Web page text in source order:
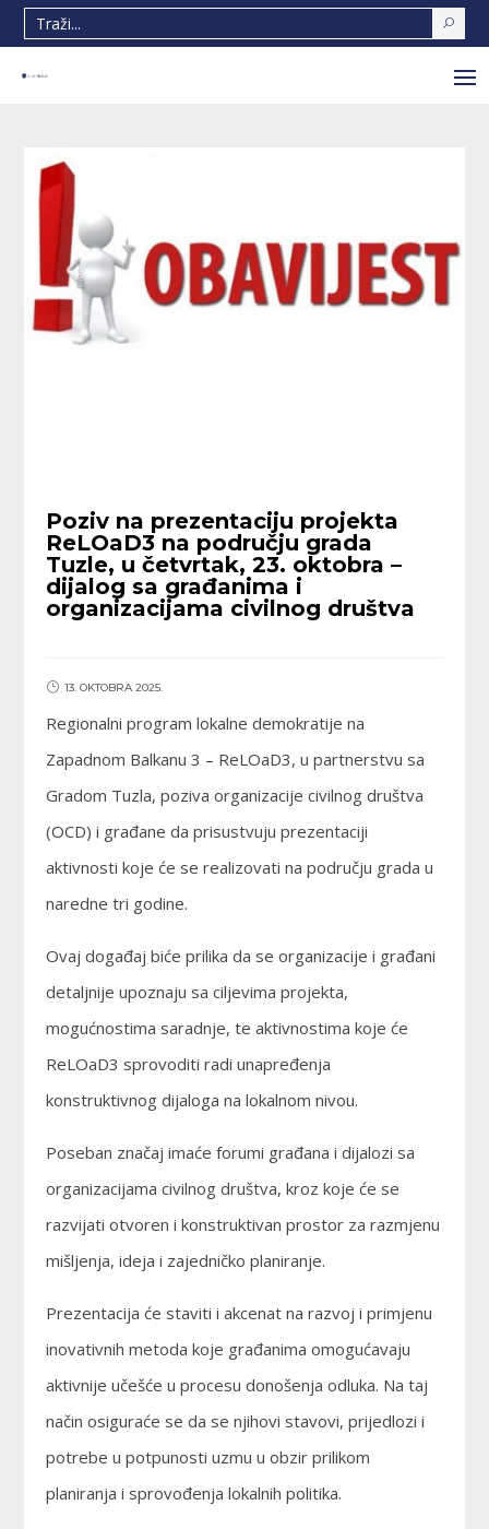
Poziv na prezentaciju projekta
ReLOaD3 na području grada
Tuzle, u četvrtak, 23. oktobra –
dijalog sa građanima i
organizacijama civilnog društva
13. OKTOBRA 2025.
Regionalni program lokalne demokratije na
Zapadnom Balkanu 3 – ReLOaD3, u partnerstvu sa
Gradom Tuzla, poziva organizacije civilnog društva
(OCD) i građane da prisustvuju prezentaciji
aktivnosti koje će se realizovati na području grada u
naredne tri godine.
Ovaj događaj biće prilika da se organizacije i građani
detaljnije upoznaju sa ciljevima projekta,
mogućnostima saradnje, te aktivnostima koje će
ReLOaD3 sprovoditi radi unapređenja
konstruktivnog dijaloga na lokalnom nivou.
Poseban značaj imaće forumi građana i dijalozi sa
organizacijama civilnog društva, kroz koje će se
razvijati otvoren i konstruktivan prostor za razmjenu
mišljenja, ideja i zajedničko planiranje.
Prezentacija će staviti i akcenat na razvoj i primjenu
inovativnih metoda koje građanima omogućavaju
aktivnije učešće u procesu donošenja odluka. Na taj
način osiguraće se da se njihovi stavovi, prijedlozi i
potrebe u potpunosti uzmu u obzir prilikom
planiranja i sprovođenja lokalnih politika.